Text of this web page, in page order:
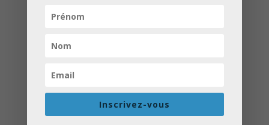
Le 12 décembre, nous avons réalisé
polyvalent Le Corbusier à Illkirch-
Graffenstaden. Nous avons rencontré
une soixantaine d’élèves à qui nous
Inscrivez-vous